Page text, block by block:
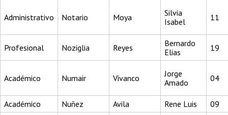
Administrativo Notario Moya
Silvia
Isabel
11
Profesional Noziglia Reyes
Bernardo
Elias
19
Académico Numair Vivanco
Jorge
Amado
04
Académico Nuñez Avila Rene Luis 09